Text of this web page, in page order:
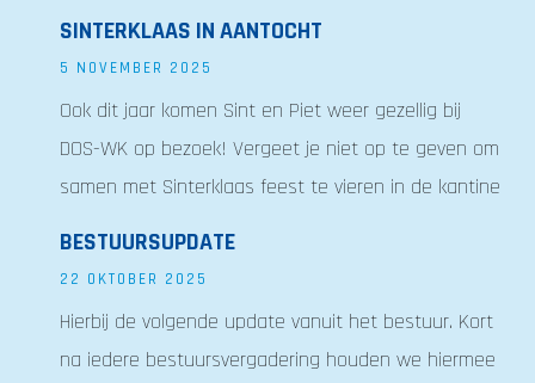
SINTERKLAAS IN AANTOCHT
5 NOVEMBER 2025
Ook dit jaar komen Sint en Piet weer gezellig bij
DOS-WK op bezoek! Vergeet je niet op te geven om
samen met Sinterklaas feest te vieren in de kantine
BESTUURSUPDATE
22 OKTOBER 2025
Hierbij de volgende update vanuit het bestuur. Kort
na iedere bestuursvergadering houden we hiermee